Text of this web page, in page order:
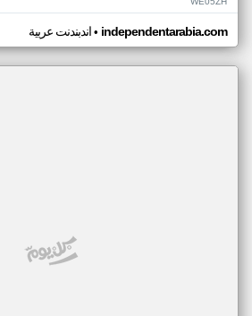
اندبندنت عربية• independentarabia.com